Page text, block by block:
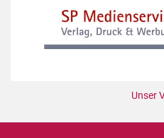
Unser